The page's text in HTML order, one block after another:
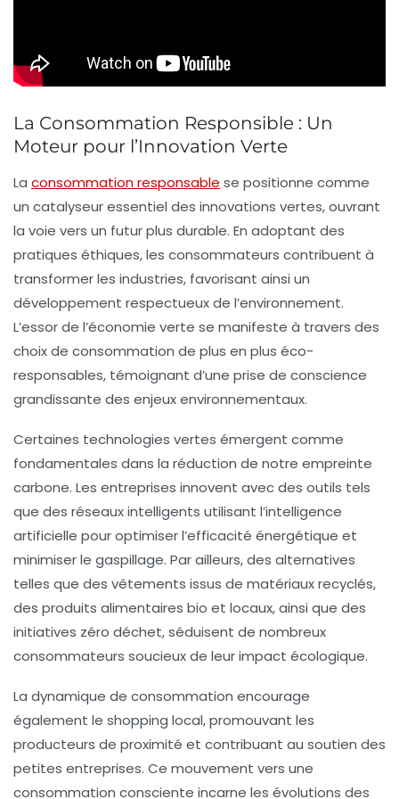
La Consommation Responsible : Un
Moteur pour l’Innovation Verte
La consommation responsable se positionne comme
un catalyseur essentiel des innovations vertes, ouvrant
la voie vers un futur plus durable. En adoptant des
pratiques éthiques, les consommateurs contribuent à
transformer les industries, favorisant ainsi un
développement respectueux de l’environnement.
L’essor de l’économie verte se manifeste à travers des
choix de consommation de plus en plus éco-
responsables, témoignant d’une prise de conscience
grandissante des enjeux environnementaux.
Certaines technologies vertes émergent comme
fondamentales dans la réduction de notre empreinte
carbone. Les entreprises innovent avec des outils tels
que des réseaux intelligents utilisant l’intelligence
artificielle pour optimiser l’efficacité énergétique et
minimiser le gaspillage. Par ailleurs, des alternatives
telles que des vêtements issus de matériaux recyclés,
des produits alimentaires bio et locaux, ainsi que des
initiatives zéro déchet, séduisent de nombreux
consommateurs soucieux de leur impact écologique.
La dynamique de consommation encourage
également le shopping local, promouvant les
producteurs de proximité et contribuant au soutien des
petites entreprises. Ce mouvement vers une
consommation consciente incarne les évolutions des